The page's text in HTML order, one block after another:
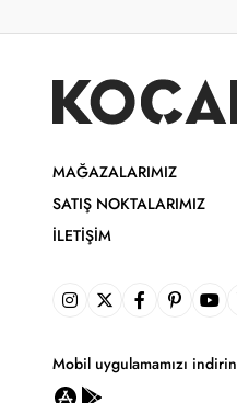
MAĞAZALARIMIZ
SATIŞ NOKTALARIMIZ
İLETIŞIM
Mobil uygulamamızı indirin